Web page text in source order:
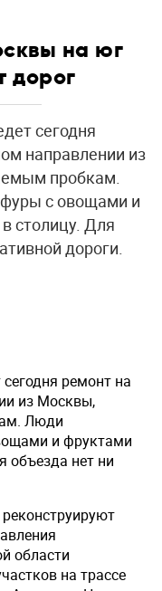
на юг
дорог
сегодня
направлении из
пробкам.
с овощами и
столицу. Для
дороги.
сегодня ремонт на
из Москвы,
Люди
и фруктами
объезда нет ни
области
на трассе